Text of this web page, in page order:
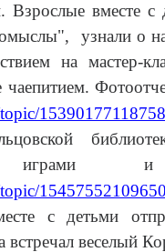
Взрослые вместе
узнали о
на мастер-
играми и
с детьми
встречал веселый